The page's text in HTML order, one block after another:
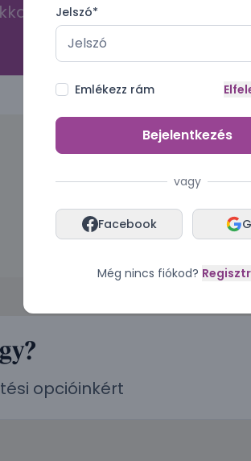
opcióinkért
Jelszó*
Emlékezz rám
Bejelentkezés
vagy
Facebook
Még nincs fiókod?